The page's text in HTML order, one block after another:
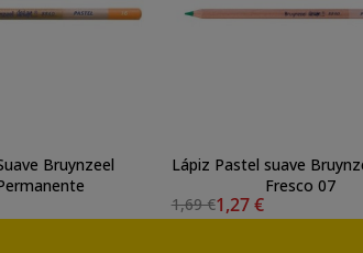
Bruynzeel
Lápiz Pastel suave
Fresco 07
1,69 €1,27 €